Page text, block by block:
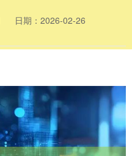
日期：2026-02-26